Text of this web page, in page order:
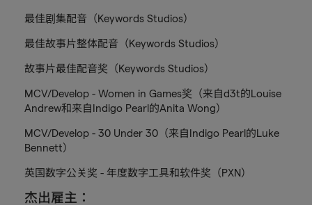
最佳剧集配音（Keywords Studios）
最佳故事片整体配音（Keywords Studios）
故事片最佳配音奖（Keywords Studios）
MCV/Develop - Women in Games奖（来自d3t的Louise
Andrew和来自Indigo Pearl的Anita Wong）
MCV/Develop - 30 Under 30（来自Indigo Pearl的Luke
Bennett）
英国数字公关奖 - 年度数字工具和软件奖（PXN）
杰出雇主：